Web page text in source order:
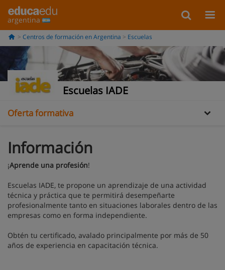
argentina
Centros de formación en Argentina Escuelas
Escuelas IADE
Información
Galería
Oferta formativa
Información
¡Aprende una profesión!
Escuelas IADE, te propone un aprendizaje de una actividad
técnica y práctica que te permitirá desempeñarte
profesionalmente tanto en situaciones laborales dentro de las
empresas como en forma independiente.
Obtén tu certificado, avalado principalmente por más de 50
años de experiencia en capacitación técnica.